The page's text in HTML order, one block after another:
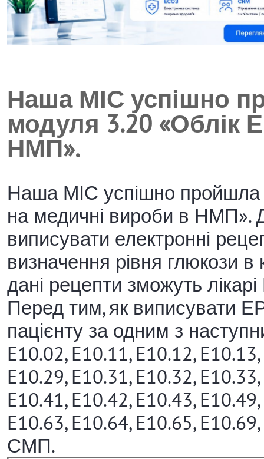
Наша МІС успішно
модуля 3.20 «Облік
НМП».
Наша МІС успішно пройшла
на медичні вироби в НМП».
виписувати електронні
визначення рівня глюкози
дані рецепти зможуть
Перед тим, як виписувати
пацієнту за одним з
E10.02, E10.11, E10.12,
E10.29, E10.31, E10.32,
E10.41, E10.42, E10.43,
E10.63, E10.64, E10.65,
СМП.